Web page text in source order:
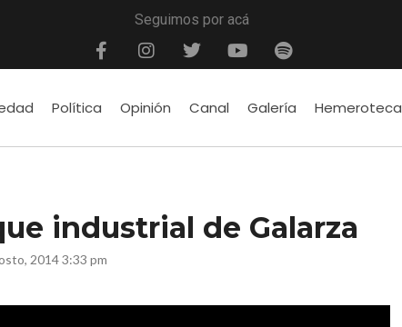
Seguimos por acá
Política Opinión Canal Galería Hemeroteca
industrial de Galarza
2014 3:33 pm